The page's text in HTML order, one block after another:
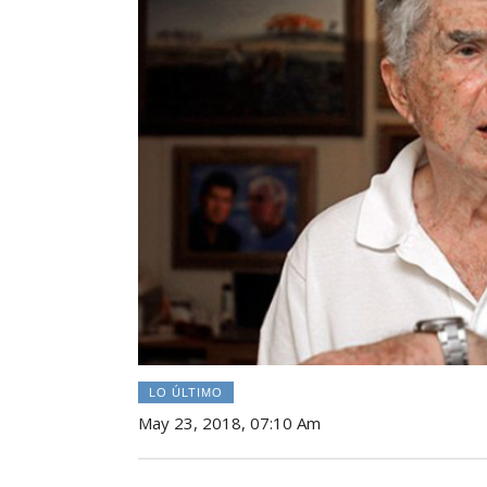
LO ÚLTIMO
May 23, 2018, 07:10 Am